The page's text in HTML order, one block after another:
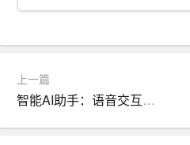
2. 提升餐饮服务质量，丰富菜
待每一位客人，提升客户满意度
4. 定期开展客户满意度调查，
上一篇
智能AI助手：语音交互的软硬件集成方案